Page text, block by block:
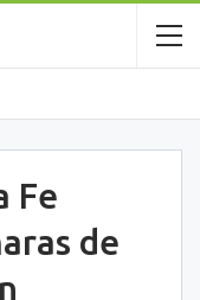
Fe
de